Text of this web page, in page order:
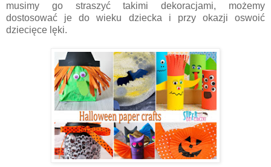
musimy go straszyć takimi dekoracjami, możemy
dostosować je do wieku dziecka i przy okazji oswoić
dziecięce lęki.